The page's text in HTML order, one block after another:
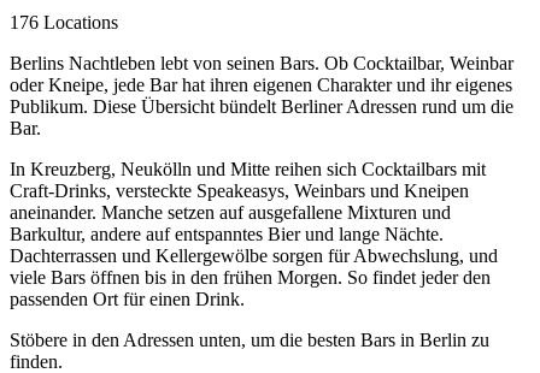
176 Locations
Berlins Nachtleben lebt von seinen Bars. Ob Cocktailbar, Weinbar
oder Kneipe, jede Bar hat ihren eigenen Charakter und ihr eigenes
Publikum. Diese Übersicht bündelt Berliner Adressen rund um die
Bar.
In Kreuzberg, Neukölln und Mitte reihen sich Cocktailbars mit
Craft-Drinks, versteckte Speakeasys, Weinbars und Kneipen
aneinander. Manche setzen auf ausgefallene Mixturen und
Barkultur, andere auf entspanntes Bier und lange Nächte.
Dachterrassen und Kellergewölbe sorgen für Abwechslung, und
viele Bars öffnen bis in den frühen Morgen. So findet jeder den
passenden Ort für einen Drink.
Stöbere in den Adressen unten, um die besten Bars in Berlin zu
finden.